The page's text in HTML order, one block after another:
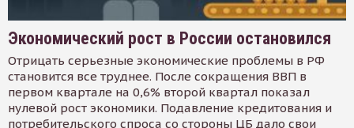
Экономический рост в России остановился
Отрицать серьезные экономические проблемы в РФ
становится все труднее. После сокращения ВВП в
первом квартале на 0,6% второй квартал показал
нулевой рост экономики. Подавление кредитования и
потребительского спроса со стороны ЦБ дало свои